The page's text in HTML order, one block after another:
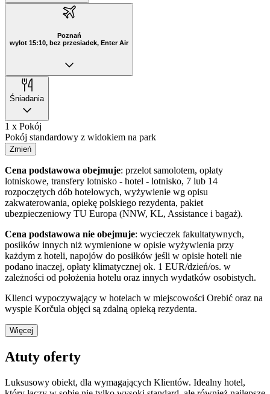
Poznań
wylot 15:10, bez przesiadek, Enter Air
Śniadania
1 x Pokój
Pokój standardowy z widokiem na park
Zmień
Cena podstawowa obejmuje: przelot samolotem, opłaty
lotniskowe, transfery lotnisko - hotel - lotnisko, 7 lub 14
rozpoczętych dób hotelowych, wyżywienie wg opisu
zakwaterowania, opiekę polskiego rezydenta, pakiet
ubezpieczeniowy TU Europa (NNW, KL, Assistance i bagaż).
Cena podstawowa nie obejmuje: wycieczek fakultatywnych,
posiłków innych niż wymienione w opisie wyżywienia przy
każdym z hoteli, napojów do posiłków jeśli w opisie hoteli nie
podano inaczej, opłaty klimatycznej ok. 1 EUR/dzień/os. w
zależności od położenia hotelu oraz innych wydatków osobistych.
Klienci wypoczywający w hotelach w miejscowości Orebić oraz na
wyspie Korčula objęci są zdalną opieką rezydenta.
Więcej
Atuty oferty
Luksusowy obiekt, dla wymagających Klientów. Idealny hotel,